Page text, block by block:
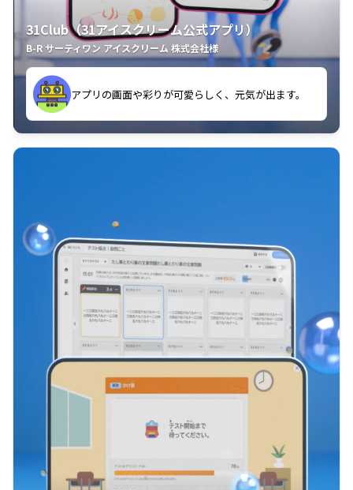
31Club（31アイスクリーム公式アプリ）
B-R サーティワン アイスクリーム 株式会社様
アプリの画面や彩りが可愛らしく、元気が出ます。
クラスごとに特典があるようなので使うのが楽しいで
す。